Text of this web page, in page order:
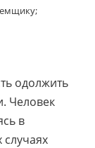
одолжить
Человек
в